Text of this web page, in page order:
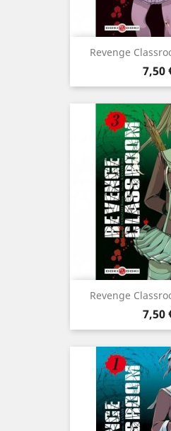
Revenge
Prix
7,50
Revenge
Prix
7,50